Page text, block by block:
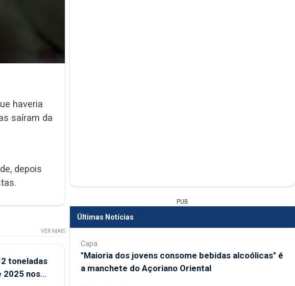
haveria
saíram da
depois
VER MAIS
toneladas
2025 nos
PUB
Últimas Notícias
Capa
"Maioria dos jovens consome bebidas alcoólicas" é
a manchete do Açoriano Oriental